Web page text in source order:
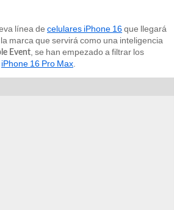
línea de celulares iPhone 16que llegará
la marca que servirá como una inteligencia
Event , se han empezado a filtrar los
iPhone 16 Pro Max